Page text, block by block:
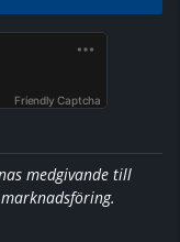
Friendly Captcha
medgivande till